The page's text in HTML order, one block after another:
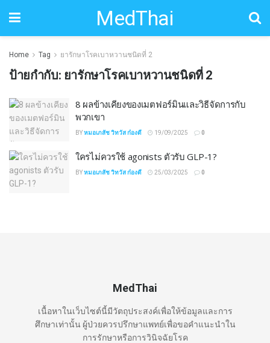
MedThai
Home Tag ยารักษาโรคเบาหวานชนิดที่ 2
ป้ายกำกับ: ยารักษาโรคเบาหวานชนิดที่ 2
8 ผลข้างเคียงของเมตฟอร์มินและวิธีจัดการกับ
พวกเขา
BYหมอเภสัช วิทวัส ก๋องดี 19/09/2025 0
ใครไม่ควรใช้ agonists ตัวรับ GLP-1?
BYหมอเภสัช วิทวัส ก๋องดี 25/03/2025 0
MedThai
เนื้อหาในเว็บไซต์นี้มีวัตถุประสงค์เพื่อให้ข้อมูลและการ
ศึกษาเท่านั้น ผู้ป่วยควรปรึกษาแพทย์เพื่อขอคำแนะนำใน
การรักษาหรือการวินิจฉัยโรค